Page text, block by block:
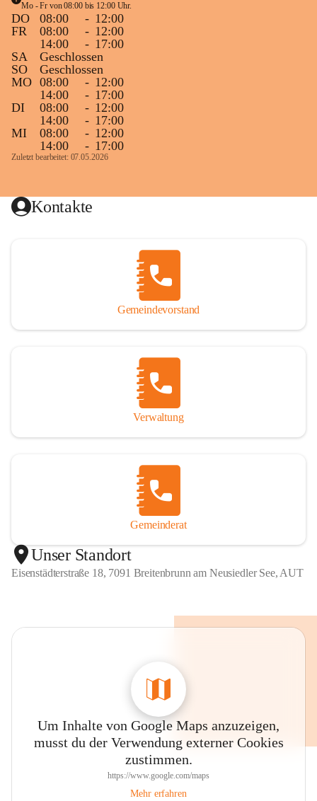
Mo - Fr von 08:00 bis 12:00 Uhr.
DO 08:00 - 12:00
FR
08:00 - 12:00
14:00
- 17:00
SA
Geschlossen
SO
Geschlossen
MO 08:00 - 12:00
14:00
- 17:00
DI
08:00 - 12:00
14:00
- 17:00
MI
08:00 - 12:00
14:00
- 17:00
Zuletzt bearbeitet: 07.05.2026
Kontakte
Gemeindevorstand
Verwaltung
Gemeinderat
Unser Standort
Eisenstädterstraße 18, 7091 Breitenbrunn am Neusiedler See, AUT
Um Inhalte von Google Maps anzuzeigen,
musst du der Verwendung externer Cookies
zustimmen.
https://www.google.com/maps
Mehr erfahren